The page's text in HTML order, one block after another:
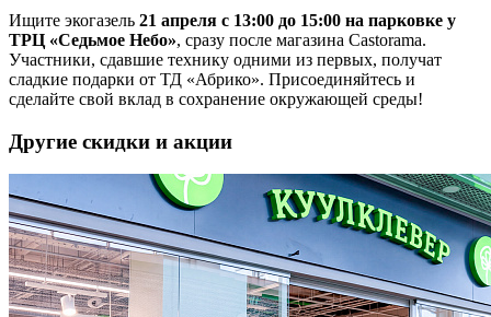
Ищите экогазель 21 апреля с 13:00 до 15:00 на парковке у
ТРЦ «Седьмое Небо», сразу после магазина Castorama.
Участники, сдавшие технику одними из первых, получат
сладкие подарки от ТД «Абрико». Присоединяйтесь и
сделайте свой вклад в сохранение окружающей среды!
Другие скидки и акции